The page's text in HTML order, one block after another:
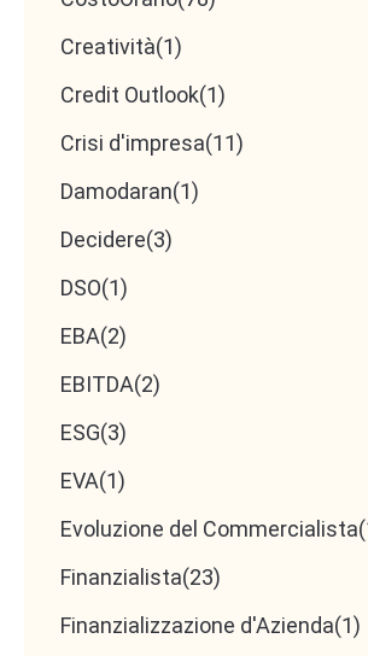
Creatività(1)
Credit Outlook(1)
Crisi d'impresa(11)
Damodaran(1)
Decidere(3)
DSO(1)
EBA(2)
EBITDA(2)
ESG(3)
EVA(1)
Evoluzione del Commercialista
Finanzialista(23)
Finanzializzazione d'Azienda(1)